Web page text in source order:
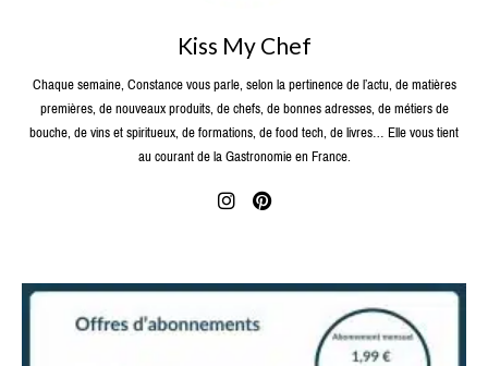
Kiss My Chef
Chaque semaine, Constance vous parle, selon la pertinence de l’actu, de matières
premières, de nouveaux produits, de chefs, de bonnes adresses, de métiers de
bouche, de vins et spiritueux, de formations, de food tech, de livres… Elle vous tient
au courant de la Gastronomie en France.